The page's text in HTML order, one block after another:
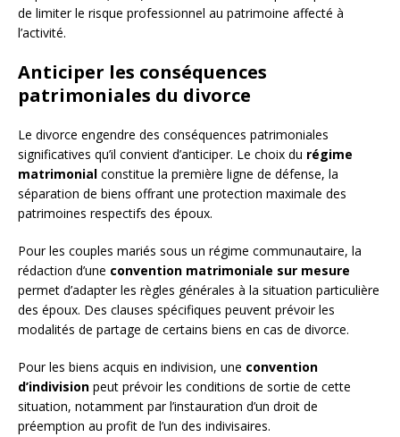
de limiter le risque professionnel au patrimoine affecté à
l’activité.
Anticiper les conséquences
patrimoniales du divorce
Le divorce engendre des conséquences patrimoniales
significatives qu’il convient d’anticiper. Le choix du régime
matrimonial constitue la première ligne de défense, la
séparation de biens offrant une protection maximale des
patrimoines respectifs des époux.
Pour les couples mariés sous un régime communautaire, la
rédaction d’une convention matrimoniale sur mesure
permet d’adapter les règles générales à la situation particulière
des époux. Des clauses spécifiques peuvent prévoir les
modalités de partage de certains biens en cas de divorce.
Pour les biens acquis en indivision, une convention
d’indivision peut prévoir les conditions de sortie de cette
situation, notamment par l’instauration d’un droit de
préemption au profit de l’un des indivisaires.